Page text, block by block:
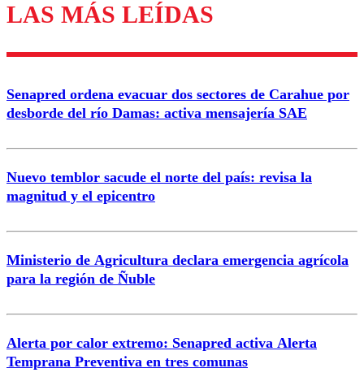
Enviar comentario
LAS MÁS LEÍDAS
Senapred ordena evacuar dos sectores de Carahue por
desborde del río Damas: activa mensajería SAE
Nuevo temblor sacude el norte del país: revisa la
magnitud y el epicentro
Ministerio de Agricultura declara emergencia agrícola
para la región de Ñuble
Alerta por calor extremo: Senapred activa Alerta
Temprana Preventiva en tres comunas